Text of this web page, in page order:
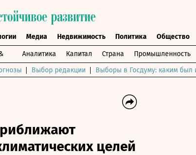
Медиа Недвижимость Политика Общество
Аналитика Капитал Страна Промышленность
Выбор редакции Выборы в Госдуму: каким был
целей